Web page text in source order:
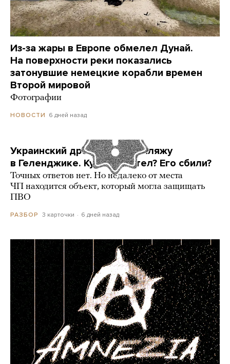
Из-за жары в Европе обмелел Дунай.
На поверхности реки показались
затонувшие немецкие корабли времен
Второй мировой
Фотографии
НОВОСТИ 6 дней назад
Украинский дрон попал по пляжу
в Геленджике. Куда он летел? Его сбили?
Точных ответов нет. Но недалеко от места
ЧП находится объект, который могла защищать
ПВО
РАЗБОР 3 карточки 6 дней назад